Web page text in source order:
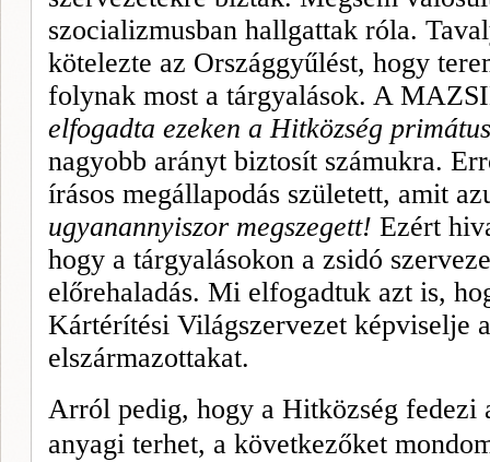
szocializmusban hallgattak róla.
kötelezte az Országgyűlést, hogy
folynak most a tárgyalások. A
elfogadta ezeken a Hitközség
nagyobb arányt biztosít számukra.
írásos megállapodás született, amit
ugyanannyiszor meg­szegett! Ezért
hogy a tárgya­lásokon a zsidó
előreha­ladás. Mi elfogadtuk azt is,
Kártérítési Világszervezet képviselje
elszármazot­takat.
Arról pedig, hogy a Hitközség fedezi
anyagi terhet, a következőket